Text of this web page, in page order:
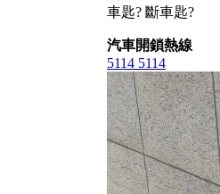
車匙? 斷車匙?
汽車開鎖熱線
5114 5114